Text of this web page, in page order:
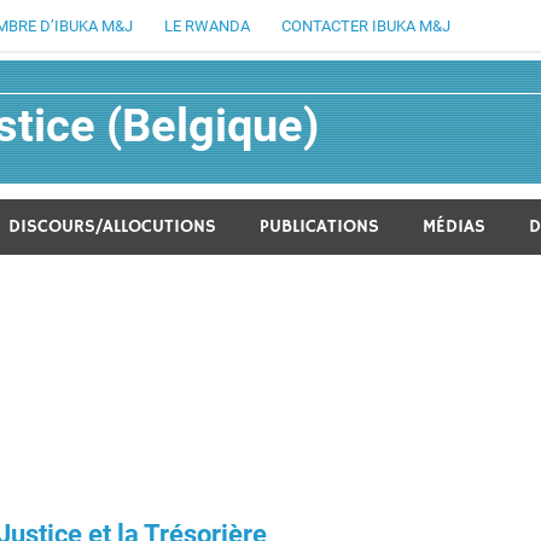
D’IBUKA M&J LE RWANDA CONTACTER IBUKA M&J
(Belgique)
fondée en août 1994
DISCOURS/ALLOCUTIONS PUBLICATIONS MÉDIAS
et la Trésorière